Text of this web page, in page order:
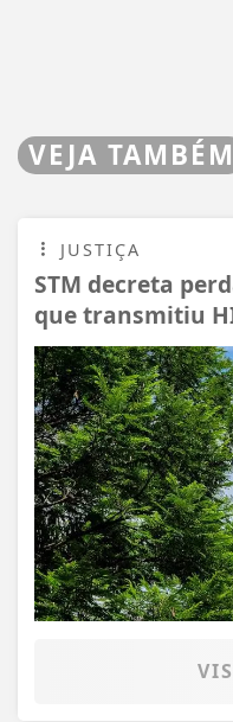
VEJA TAMBÉM
JUSTIÇA
STM decreta
que transmitiu